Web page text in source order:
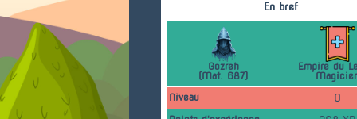
En bref
Gozreh
(Mat. 687)
Empire du
Niveau
0